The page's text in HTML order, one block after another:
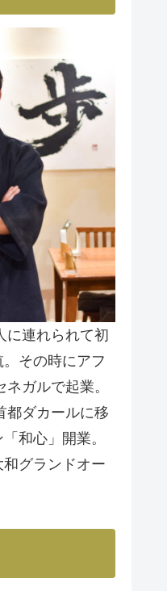
に連れられて初
その時にアフ
ガルで起業。
都ダカールに移
和心」開業。
グランドオー